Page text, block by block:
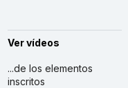
Ver vídeos
...de los elementos
inscritos